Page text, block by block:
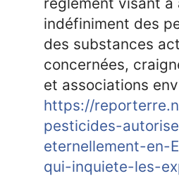
indéfiniment des
des substances
concernées,
et associations
https://
pesticides-
eternellement-en-
qui-inquiete-les-